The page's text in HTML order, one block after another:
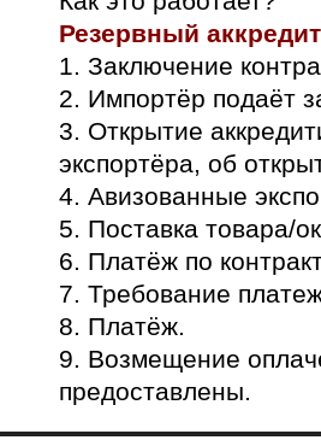
Резервный
1. Заключение
2. Импортёр подаёт
3. Открытие
экспортёра, об
4. Авизованные
5. Поставка товара/
6. Платёж по
7. Требование
8. Платёж.
9. Возмещение
предоставлены.